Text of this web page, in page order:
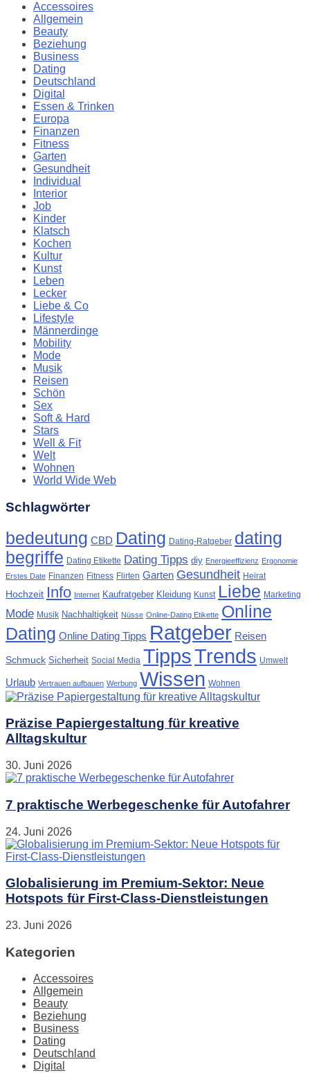
Accessoires
Allgemein
Beauty
Beziehung
Business
Dating
Deutschland
Digital
Essen & Trinken
Europa
Finanzen
Fitness
Garten
Gesundheit
Individual
Interior
Job
Kinder
Klatsch
Kochen
Kultur
Kunst
Leben
Lecker
Liebe & Co
Lifestyle
Männerdinge
Mobility
Mode
Musik
Reisen
Schön
Sex
Soft & Hard
Stars
Well & Fit
Welt
Wohnen
World Wide Web
Schlagwörter
bedeutung CBD Dating Dating-Ratgeber dating
begriffe Dating Etikette Dating Tipps diy Energieeffizienz Ergonomie
Erstes Date Finanzen Fitness Flirten Garten Gesundheit Heirat
Hochzeit Info Internet Kaufratgeber Kleidung Kunst Liebe Marketing
Mode Musik Nachhaltigkeit Nüsse Online-Dating Etikette Online
Dating Online Dating Tipps Ratgeber Reisen
Schmuck Sicherheit Social Media TippsTrends Umwelt
Urlaub Vertrauen aufbauen Werbung Wissen Wohnen
Präzise Papiergestaltung für kreative
Alltagskultur
30. Juni 2026
7 praktische Werbegeschenke für Autofahrer
24. Juni 2026
Globalisierung im Premium-Sektor: Neue
Hotspots für First-Class-Dienstleistungen
23. Juni 2026
Kategorien
Accessoires
Allgemein
Beauty
Beziehung
Business
Dating
Deutschland
Digital